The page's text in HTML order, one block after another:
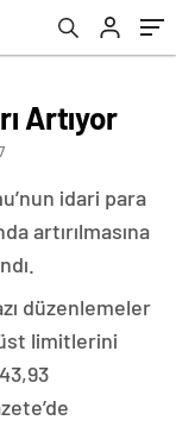
Artıyor
idari para
artırılmasına
düzenlemeler
limitlerini